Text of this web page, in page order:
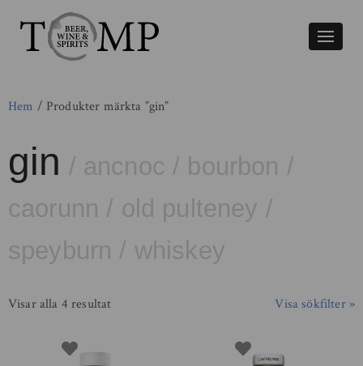
Växla
Hem / Produkter märkta ”gin”
gin / ancnoc / bourbon /
caorunn / old pulteney /
speyburn / whiskey
Visa sökfilter »
Visar alla 4 resultat